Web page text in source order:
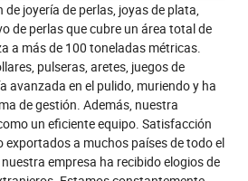
joyería de perlas, joyas de plata,
de perlas que cubre un área total de
a más de 100 toneladas métricas.
pulseras, aretes, juegos de
avanzada en el pulido, muriendo y ha
de gestión. Además, nuestra
un eficiente equipo. Satisfacción
a muchos países de todo el
empresa ha recibido elogios de